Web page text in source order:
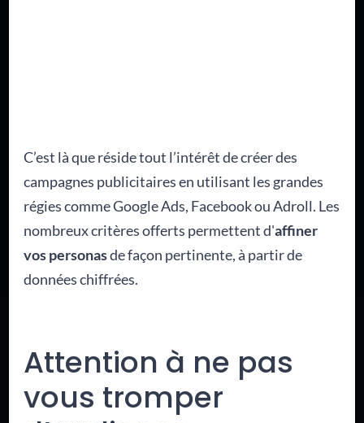
C’est là que réside tout l’intérêt de créer des
campagnes publicitaires en utilisant les grandes
régies comme Google Ads, Facebook ou Adroll. Les
nombreux critères offerts permettent d'affiner
vos personasde façon pertinente, à partir de
données chiffrées.
Attention à ne pas
vous tromper